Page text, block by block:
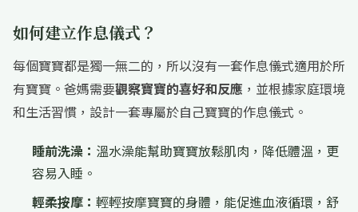
如何建立作息儀式？
每個寶寶都是獨一無二的，所以沒有一套作息儀式適用於所
有寶寶。爸媽需要觀察寶寶的喜好和反應 ，並根據家庭環境
和生活習慣，設計一套專屬於自己寶寶的作息儀式。
睡前洗澡： 溫水澡能幫助寶寶放鬆肌肉，降低體溫，更
容易入睡。
輕柔按摩： 輕輕按摩寶寶的身體，能促進血液循環，舒